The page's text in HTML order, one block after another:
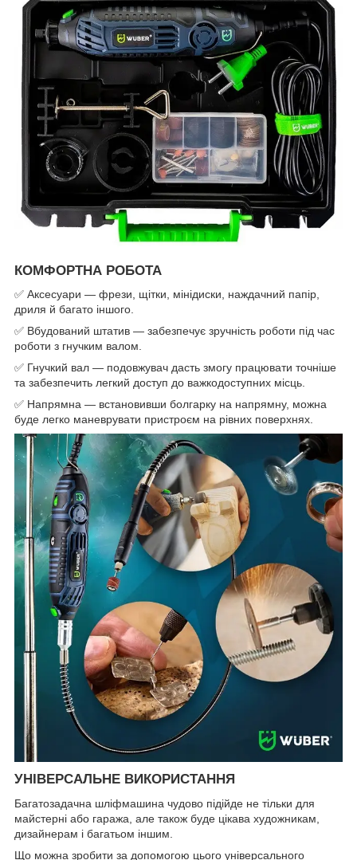
КОМФОРТНА РОБОТА
✅ Аксесуари — фрези, щітки, мінідиски, наждачний папір,
дриля й багато іншого.
✅ Вбудований штатив — забезпечує зручність роботи під час
роботи з гнучким валом.
✅ Гнучкий вал — подовжувач дасть змогу працювати точніше
та забезпечить легкий доступ до важкодоступних місць.
✅ Напрямна — встановивши болгарку на напрямну, можна
буде легко маневрувати пристроєм на рівних поверхнях.
УНІВЕРСАЛЬНЕ ВИКОРИСТАННЯ
Багатозадачна шліфмашина чудово підійде не тільки для
майстерні або гаража, але також буде цікава художникам,
дизайнерам і багатьом іншим.
Що можна зробити за допомогою цього універсального